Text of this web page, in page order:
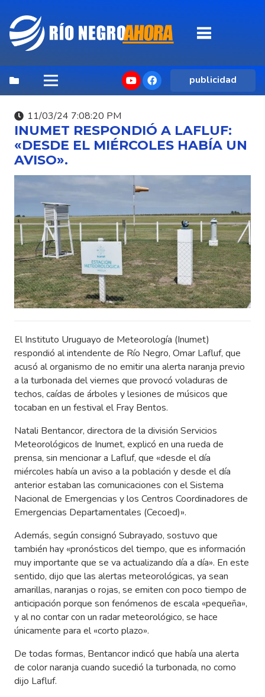
publicidad
11/03/24 7:08:20 PM
INUMET RESPONDIÓ A LAFLUF:
«DESDE EL MIÉRCOLES HABÍA UN
AVISO».
El Instituto Uruguayo de Meteorología (Inumet)
respondió al intendente de Río Negro, Omar Lafluf, que
acusó al organismo de no emitir una alerta naranja previo
a la turbonada del viernes que provocó voladuras de
techos, caídas de árboles y lesiones de músicos que
tocaban en un festival el Fray Bentos.
Natali Bentancor, directora de la división Servicios
Meteorológicos de Inumet, explicó en una rueda de
prensa, sin mencionar a Lafluf, que «desde el día
miércoles había un aviso a la población y desde el día
anterior estaban las comunicaciones con el Sistema
Nacional de Emergencias y los Centros Coordinadores de
Emergencias Departamentales (Cecoed)».
Además, según consignó Subrayado, sostuvo que
también hay «pronósticos del tiempo, que es información
muy importante que se va actualizando día a día». En este
sentido, dijo que las alertas meteorológicas, ya sean
amarillas, naranjas o rojas, se emiten con poco tiempo de
anticipación porque son fenómenos de escala «pequeña»,
y al no contar con un radar meteorológico, se hace
únicamente para el «corto plazo».
De todas formas, Bentancor indicó que había una alerta
de color naranja cuando sucedió la turbonada, no como
dijo Lafluf.